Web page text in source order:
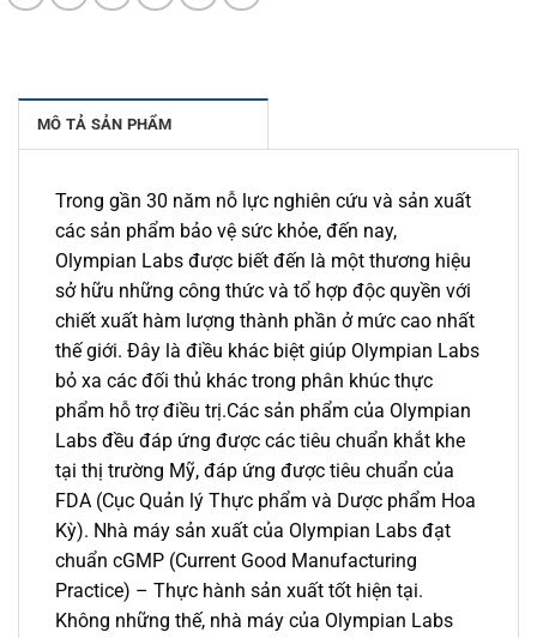
MÔ TẢ SẢN PHẨM
Trong gần 30 năm nỗ lực nghiên cứu và sản xuất
các sản phẩm bảo vệ sức khỏe, đến nay,
Olympian Labs được biết đến là một thương hiệu
sở hữu những công thức và tổ hợp độc quyền với
chiết xuất hàm lượng thành phần ở mức cao nhất
thế giới. Đây là điều khác biệt giúp Olympian Labs
bỏ xa các đối thủ khác trong phân khúc thực
phẩm hỗ trợ điều trị.Các sản phẩm của Olympian
Labs đều đáp ứng được các tiêu chuẩn khắt khe
tại thị trường Mỹ, đáp ứng được tiêu chuẩn của
FDA (Cục Quản lý Thực phẩm và Dược phẩm Hoa
Kỳ). Nhà máy sản xuất của Olympian Labs đạt
chuẩn cGMP (Current Good Manufacturing
Practice) – Thực hành sản xuất tốt hiện tại.
Không những thế, nhà máy của Olympian Labs